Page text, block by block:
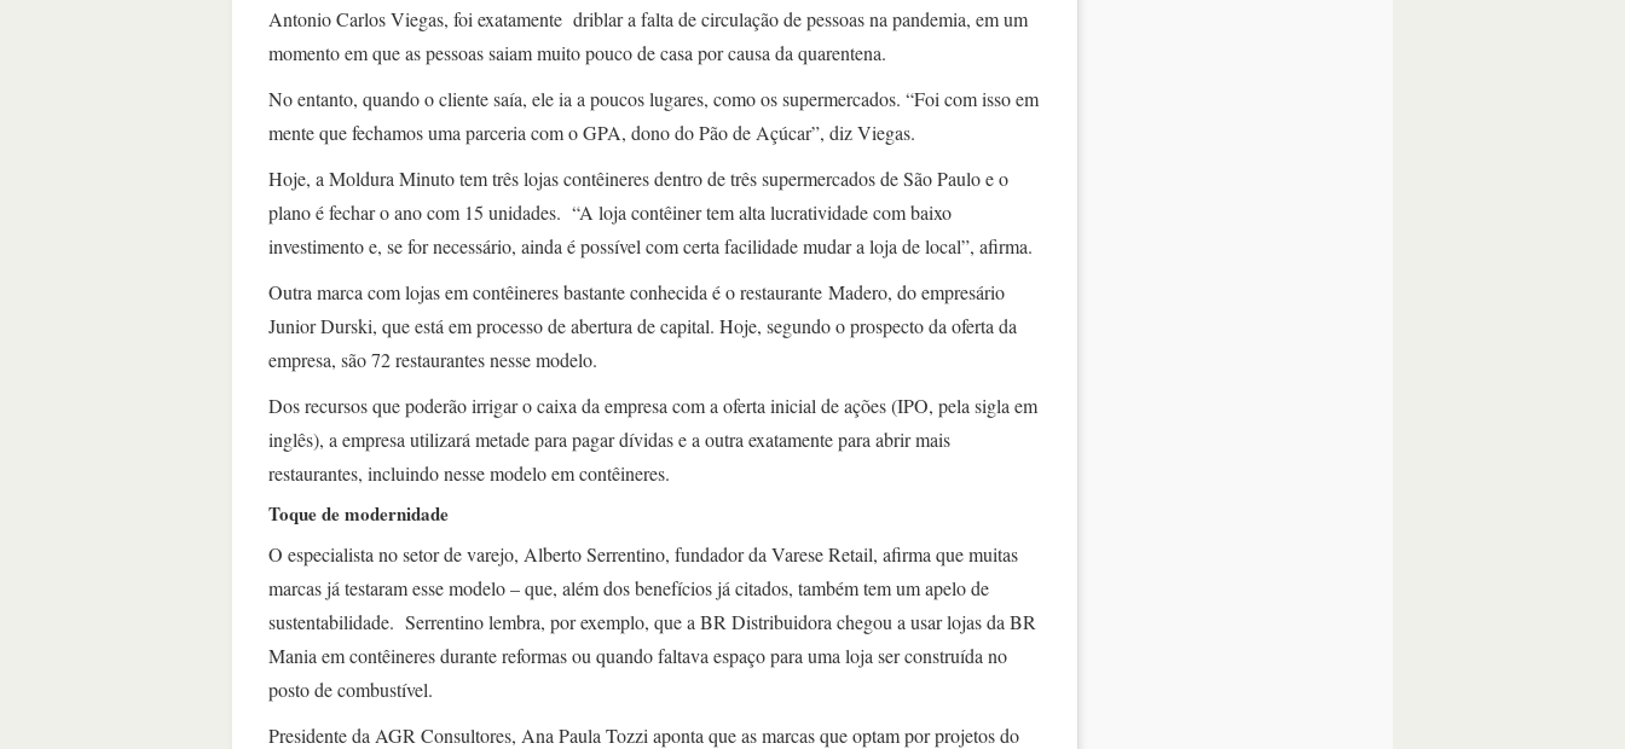
Antonio Carlos Viegas, foi exatamente driblar a falta de circulação de pessoas na pandemia, em um
momento em que as pessoas saiam muito pouco de casa por causa da quarentena.
No entanto, quando o cliente saía, ele ia a poucos lugares, como os supermercados. “Foi com isso em
mente que fechamos uma parceria com o GPA, dono do Pão de Açúcar”, diz Viegas.
Hoje, a Moldura Minuto tem três lojas contêineres dentro de três supermercados de São Paulo e o
plano é fechar o ano com 15 unidades. “A loja contêiner tem alta lucratividade com baixo
investimento e, se for necessário, ainda é possível com certa facilidade mudar a loja de local”, afirma.
Outra marca com lojas em contêineres bastante conhecida é o restaurante Madero, do empresário
Junior Durski, que está em processo de abertura de capital. Hoje, segundo o prospecto da oferta da
empresa, são 72 restaurantes nesse modelo.
Dos recursos que poderão irrigar o caixa da empresa com a oferta inicial de ações (IPO, pela sigla em
inglês), a empresa utilizará metade para pagar dívidas e a outra exatamente para abrir mais
restaurantes, incluindo nesse modelo em contêineres.
Toque de modernidade
O especialista no setor de varejo, Alberto Serrentino, fundador da Varese Retail, afirma que muitas
marcas já testaram esse modelo – que, além dos benefícios já citados, também tem um apelo de
sustentabilidade. Serrentino lembra, por exemplo, que a BR Distribuidora chegou a usar lojas da BR
Mania em contêineres durante reformas ou quando faltava espaço para uma loja ser construída no
posto de combustível.
Presidente da AGR Consultores, Ana Paula Tozzi aponta que as marcas que optam por projetos do